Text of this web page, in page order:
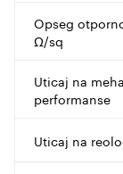
Opseg
Ω/sq
Uticaj na
performanse
Uticaj na